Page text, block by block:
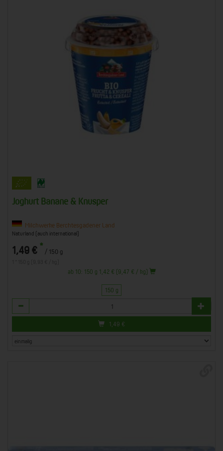
Joghurt Banane & Knusper
Milchwerke Berchtesgadener Land
Naturland (auch international)
1,49 € * / 150 g
ab 10: 150 g 1,42 € (9,47 € / kg)
150 g
Anzahl
1,49 €